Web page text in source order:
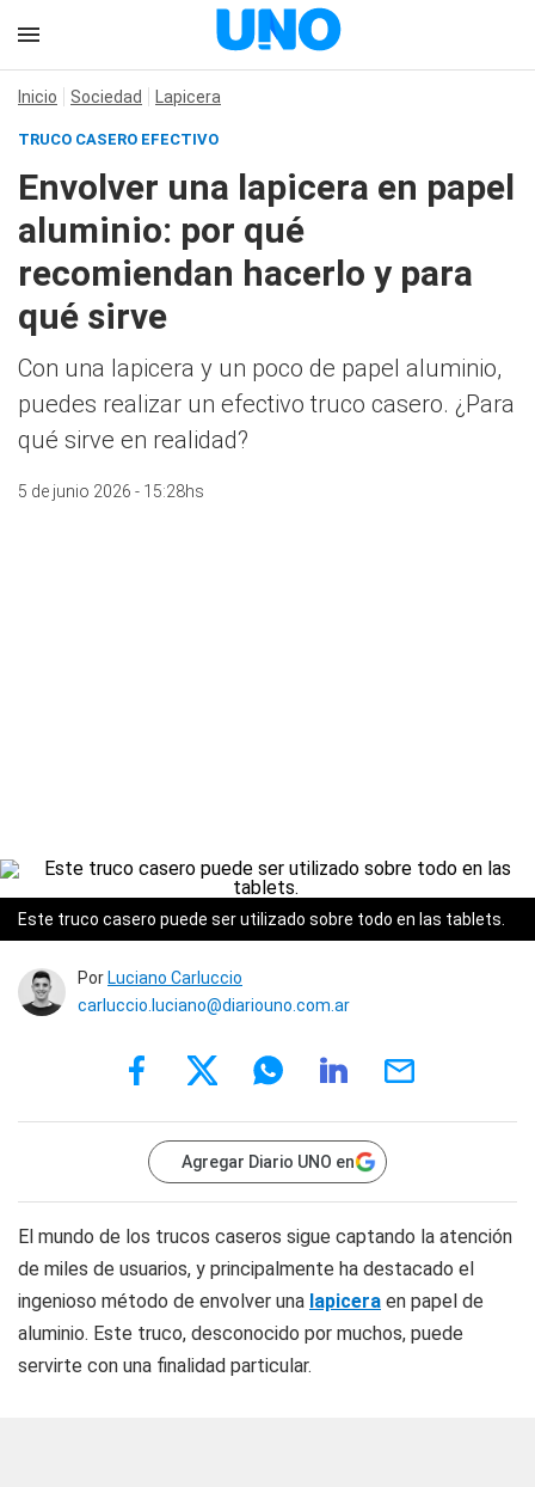
Inicio Sociedad Lapicera
TRUCO CASERO EFECTIVO
Envolver una lapicera en papel
aluminio: por qué
recomiendan hacerlo y para
qué sirve
Con una lapicera y un poco de papel aluminio,
puedes realizar un efectivo truco casero. ¿Para
qué sirve en realidad?
5 de junio 2026 - 15:28hs
Este truco casero puede ser utilizado sobre todo en las tablets.
Por Luciano Carluccio
carluccio.luciano@diariouno.com.ar
Agregar Diario UNO en
El mundo de los trucos caseros sigue captando la atención
de miles de usuarios, y principalmente ha destacado el
ingenioso método de envolver una lapicera en papel de
aluminio. Este truco, desconocido por muchos, puede
servirte con una finalidad particular.